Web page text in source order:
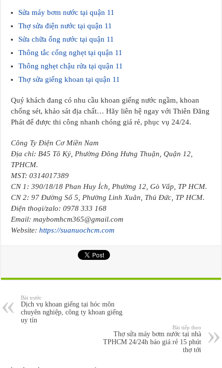
Sửa máy bơm nước tại quận 11
Thợ sửa điện nước tại quận 11
Sửa chữa ống nước tại quận 11
Thông tắc cống nghẹt tại quận 11
Thông nghẹt chậu rửa tại quận 11
Thợ sửa giếng khoan tại quận 11
Quý khách đang có nhu cầu khoan giếng nước ngầm, khoan
chống sét, khảo sát địa chất… Hãy liên hệ ngay với Thiên Đăng
Phát để được thi công nhanh chóng giá rẻ, phục vụ 24/24.
Công Ty Điện Cơ Miền Nam
Địa chỉ: B45 Tô Ký, Phường Đông Hưng Thuận, Quận 12,
TPHCM.
MST: 0314017389
CN 1: 390/18/18 Phan Huy Ích, Phường 12, Gò Vấp, TP HCM.
CN 2: 97 Đường Số 5, Phường Linh Xuân, Thủ Đức, TP HCM.
Điện thoại/zalo: 0978 333 168
Email: maybomhcm365@gmail.com
Website:https://suanuochcm.com
Bài trước
Dịch vụ khoan giếng tại hóc môn
chuyên nghiệp, công ty khoan giếng
uy tín
Bài tiếp theo
Thợ sửa máy bơm nước tại nhà
TPHCM 24/24h báo giá rẻ 15 phút
thợ tới